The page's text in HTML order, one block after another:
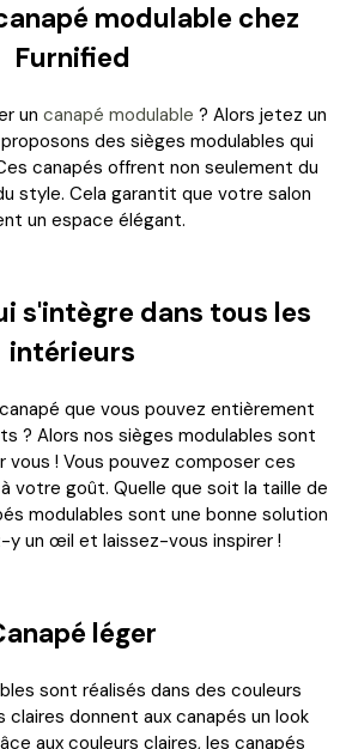
modulable chez
Furnified
un canapé modulable ? Alors jetez un
des sièges modulables qui
canapés offrent non seulement du
style. Cela garantit que votre salon
un espace élégant.
s'intègre dans tous les
intérieurs
que vous pouvez entièrement
? Alors nos sièges modulables sont
vous ! Vous pouvez composer ces
votre goût. Quelle que soit la taille de
modulables sont une bonne solution
y un œil et laissez-vous inspirer !
léger
sont réalisés dans des couleurs
claires donnent aux canapés un look
aux couleurs claires, les canapés
de souhaits et afficher vos
enregistrés.
Se connecter